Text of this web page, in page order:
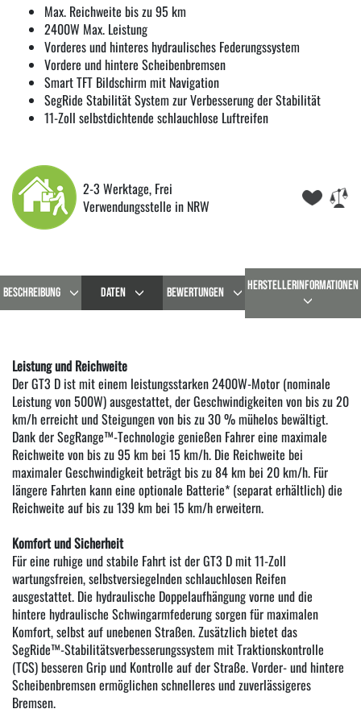
Max. Reichweite bis zu 95 km
2400W Max. Leistung
Vorderes und hinteres hydraulisches Federungssystem
Vordere und hintere Scheibenbremsen
Smart TFT Bildschirm mit Navigation
SegRide Stabilität System zur Verbesserung der Stabilität
11-Zoll selbstdichtende schlauchlose Luftreifen
2-3 Werktage, Frei
Verwendungsstelle in NRW
BESCHREIBUNG DATEN BEWERTUNGEN HERSTELLERINFORMATIONEN
Leistung und Reichweite
Der GT3 D ist mit einem leistungsstarken 2400W-Motor (nominale
Leistung von 500W) ausgestattet, der Geschwindigkeiten von bis zu 20
km/h erreicht und Steigungen von bis zu 30 % mühelos bewältigt.
Dank der SegRange™-Technologie genießen Fahrer eine maximale
Reichweite von bis zu 95 km bei 15 km/h. Die Reichweite bei
maximaler Geschwindigkeit beträgt bis zu 84 km bei 20 km/h. Für
längere Fahrten kann eine optionale Batterie* (separat erhältlich) die
Reichweite auf bis zu 139 km bei 15 km/h erweitern.
Komfort und Sicherheit
Für eine ruhige und stabile Fahrt ist der GT3 D mit 11-Zoll
wartungsfreien, selbstversiegelnden schlauchlosen Reifen
ausgestattet. Die hydraulische Doppelaufhängung vorne und die
hintere hydraulische Schwingarmfederung sorgen für maximalen
Komfort, selbst auf unebenen Straßen. Zusätzlich bietet das
SegRide™-Stabilitätsverbesserungssystem mit Traktionskontrolle
(TCS) besseren Grip und Kontrolle auf der Straße. Vorder- und hintere
Scheibenbremsen ermöglichen schnelleres und zuverlässigeres
Bremsen.